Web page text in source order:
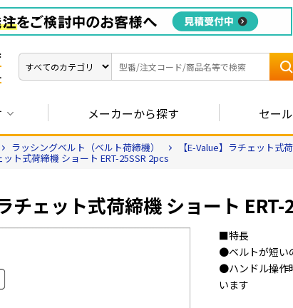
メーカーから探す セー
ラッシングベルト（ベルト荷締機） 【E-Value】ラチェット式
ット式荷締機 ショート ERT-25SSR 2pcs
チェット式荷締機 ショート
■特長
●ベルトが短い
●ハンドル操作
います